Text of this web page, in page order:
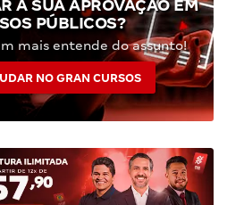
A SUA APROVAÇÃO EM
PÚBLICOS?
mais entende do assunto!
NO GRAN CURSOS